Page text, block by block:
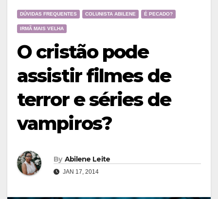
DÚVIDAS FREQUENTES COLUNISTA ABILENE É PECADO?
IRMÃ MAIS VELHA
O cristão pode
assistir filmes de
terror e séries de
vampiros?
By Abilene Leite
JAN 17, 2014